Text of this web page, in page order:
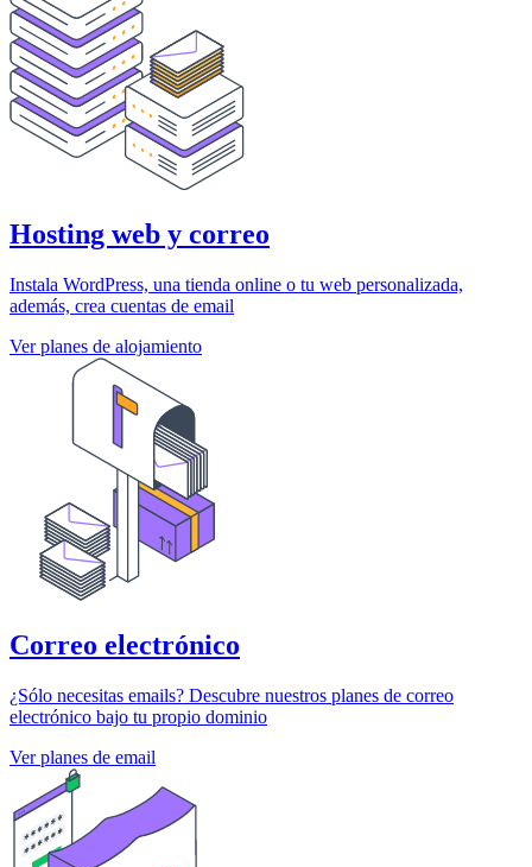
Hosting web y correo
Instala WordPress, una tienda online o tu web personalizada,
además, crea cuentas de email
Ver planes de alojamiento
Correo electrónico
¿Sólo necesitas emails? Descubre nuestros planes de correo
electrónico bajo tu propio dominio
Ver planes de email